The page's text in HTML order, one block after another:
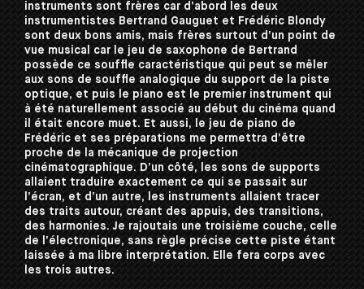
instruments sont frères car d’abord les deux
instrumentistes Bertrand Gauguet et Frédéric Blondy
sont deux bons amis, mais frères surtout d’un point de
vue musical car le jeu de saxophone de Bertrand
possède ce souffle caractéristique qui peut se mêler
aux sons de souffle analogique du support de la piste
optique, et puis le piano est le premier instrument qui
à été naturellement associé au début du cinéma quand
il était encore muet. Et aussi, le jeu de piano de
Frédéric et ses préparations me permettra d’être
proche de la mécanique de projection
cinématographique. D’un côté, les sons de supports
allaient traduire exactement ce qui se passait sur
l’écran, et d’un autre, les instruments allaient tracer
des traits autour, créant des appuis, des transitions,
des harmonies. Je rajoutais une troisième couche, celle
de l’électronique, sans règle précise cette piste étant
laissée à ma libre interprétation. Elle fera corps avec
les trois autres.